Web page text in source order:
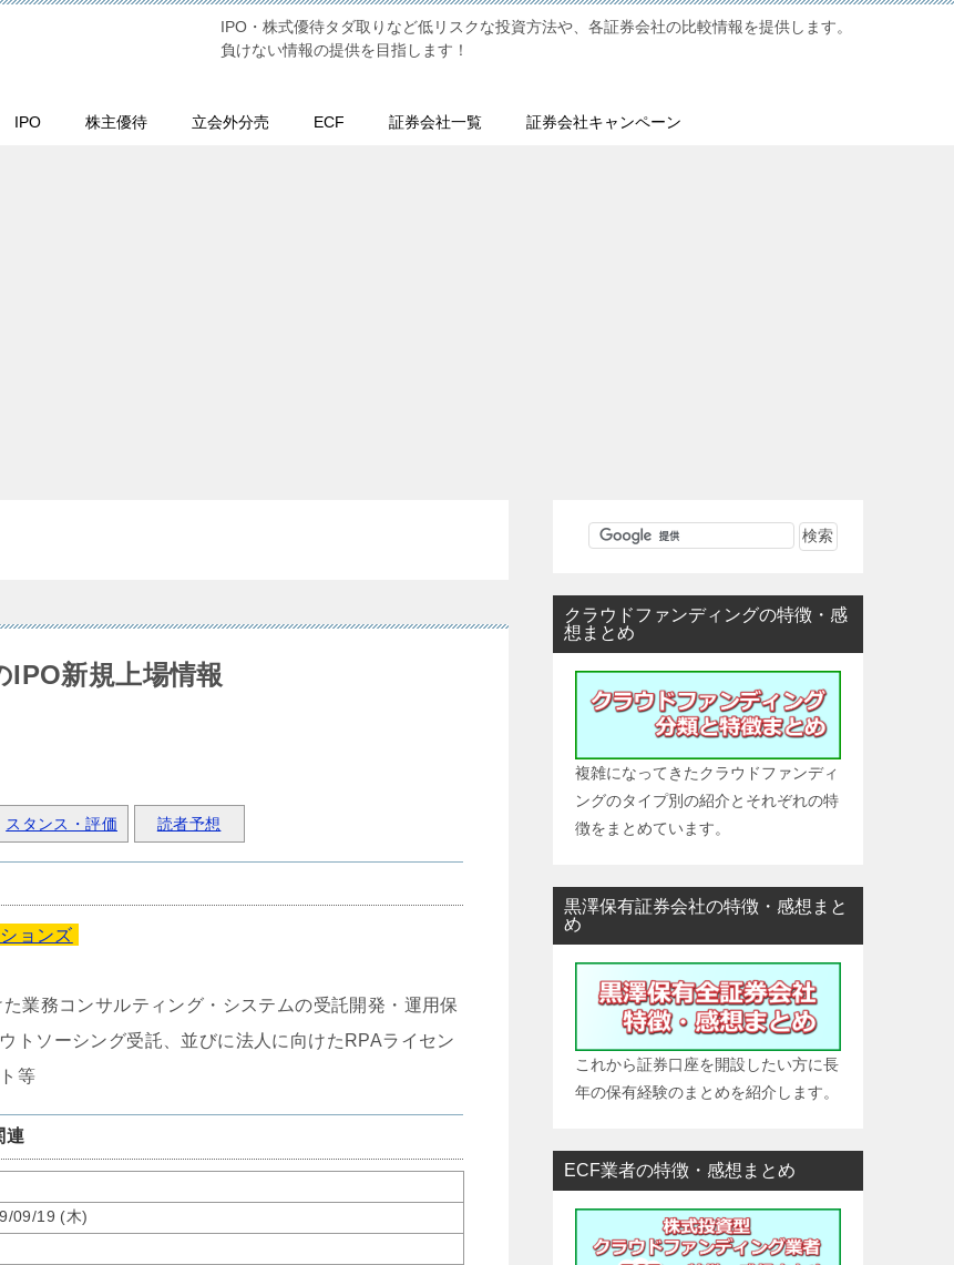
IPO・株式優待タダ取りなど低リスクな投資方法や、各証券会社の比較情報を提供します。
負けない情報の提供を目指します！
IPO 株主優待 立会外分売 ECF 証券会社一覧 証券会社キャンペーン
新規上場情報
スタンス・評価 読者予想
ョンズ
業務コンサルティング・システムの受託開発・運用保
トソーシング受託、並びに法人に向けたRPAライセン
等
連
09/19 (木)
クラウドファンディングの特徴・感
想まとめ
複雑になってきたクラウドファンディ
ングのタイプ別の紹介とそれぞれの特
徴をまとめています。
黒澤保有証券会社の特徴・感想まと
め
これから証券口座を開設したい方に長
年の保有経験のまとめを紹介します。
ECF業者の特徴・感想まとめ